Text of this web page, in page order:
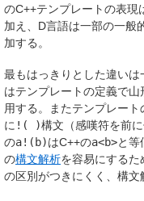
のC++テンプレートの表現
加え、D言語は一部の一般
加する。
最もはっきりとした違い
はテンプレートの定義で山
用する。またテンプレー
に !( )構文（感嘆符を前
のa!(b)はC++のa<b>と等
の構文解析を容易にするた
の区別がつきにくく、構文